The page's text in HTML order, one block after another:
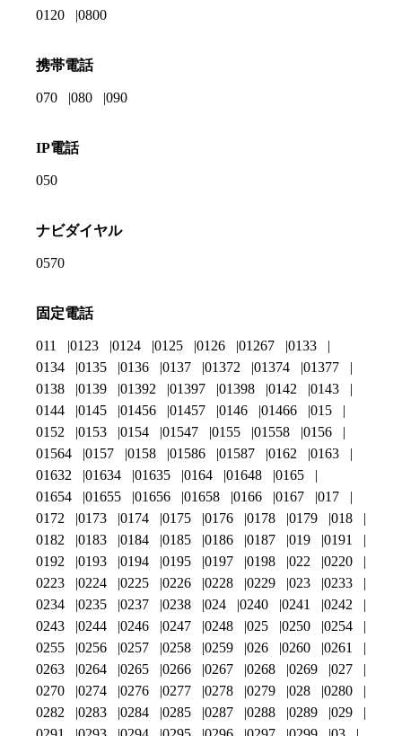
0120 0800
携帯電話
070 080 090
IP電話
050
ナビダイヤル
0570
固定電話
011 0123 0124 0125 0126 01267
0133
0134
0135 0136 0137 01372 01374
01377
0138
0139 01392 01397 01398 0142
0143
0144
0145 01456 01457 0146 01466
015
0152
0153 0154 01547 0155 01558
0156
01564
0157 0158 01586 01587 0162
0163
01632
01634 01635 0164 01648
0165
01654
01655 01656 01658 0166 0167
017
0172
0173 0174 0175 0176 0178 0179
018
0182
0183 0184 0185 0186 0187 019
0191
0192
0193 0194 0195 0197 0198 022
0220
0223
0224 0225 0226 0228 0229 023
0233
0234
0235 0237 0238 024 0240 0241
0242
0243
0244 0246 0247 0248 025 0250
0254
0255
0256 0257 0258 0259 026 0260
0261
0263
0264 0265 0266 0267 0268 0269
027
0270
0274 0276 0277 0278 0279 028
0280
0282
0283 0284 0285 0287 0288 0289
029